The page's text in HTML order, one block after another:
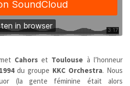
Cahorset Toulouse à l’honneur
1994du groupe KKC Orchestra. Nous
(la gente féminine était alors